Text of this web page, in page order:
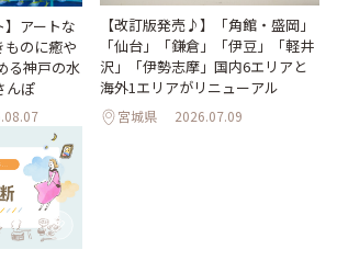
】アートな
ものに癒や
る神戸の水
んぽ
【改訂版発売♪】「角館・盛岡」
「仙台」「鎌倉」「伊豆」「軽井
沢」「伊勢志摩」国内6エリアと
海外1エリアがリニューアル
宮城県 2026.07.09